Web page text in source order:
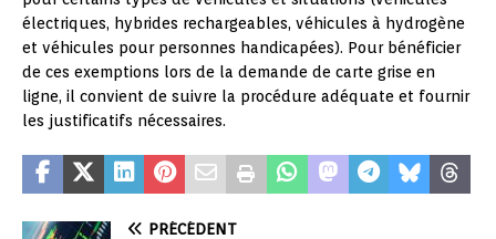
électriques, hybrides rechargeables, véhicules à hydrogène
et véhicules pour personnes handicapées). Pour bénéficier
de ces exemptions lors de la demande de carte grise en
ligne, il convient de suivre la procédure adéquate et fournir
les justificatifs nécessaires.
PRÉCÉDENT